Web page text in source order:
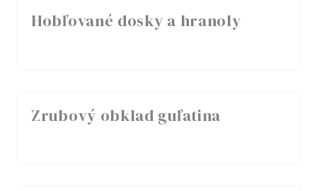
Hobľované dosky a hranoly
Zrubový obklad guľatina